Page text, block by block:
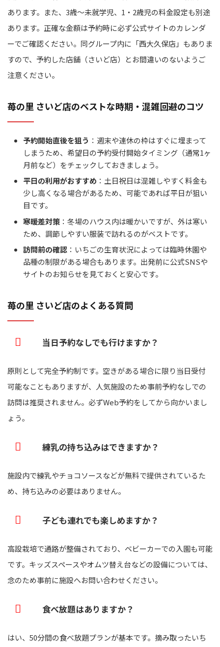
あります。また、3歳～未就学児、1・2歳児の料金設定も別途
あります。正確な金額は予約時に必ず公式サイトのカレンダ
ーでご確認ください。同グループ内に「西大久保店」もありま
すので、予約した店舗（さいど店）とお間違いのないようご
注意ください。
苺の里 さいど店のベストな時期・混雑回避のコツ
予約開始直後を狙う ：週末や連休の枠はすぐに埋まって
しまうため、希望日の予約受付開始タイミング（通常1ヶ
月前など）をチェックしておきましょう。
平日の利用がおすすめ ：土日祝日は混雑しやすく料金も
少し高くなる場合があるため、可能であれば平日が狙い
目です。
寒暖差対策 ：冬場のハウス内は暖かいですが、外は寒い
ため、調節しやすい服装で訪れるのがベストです。
訪問前の確認 ：いちごの生育状況によっては臨時休園や
品種の制限がある場合もあります。出発前に公式SNSや
サイトのお知らせを見ておくと安心です。
苺の里 さいど店のよくある質問
当日予約なしでも行けますか？
原則として完全予約制です。空きがある場合に限り当日受付
可能なこともありますが、人気施設のため事前予約なしでの
訪問は推奨されません。必ずWeb予約をしてから向かいまし
ょう。
練乳の持ち込みはできますか？
施設内で練乳やチョコソースなどが無料で提供されているた
め、持ち込みの必要はありません。
子ども連れでも楽しめますか？
高設栽培で通路が整備されており、ベビーカーでの入園も可能
です。キッズスペースやオムツ替え台などの設備については、
念のため事前に施設へお問い合わせください。
食べ放題はありますか？
はい、50分間の食べ放題プランが基本です。摘み取ったいち